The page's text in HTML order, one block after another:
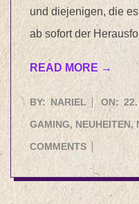
und diejenigen, die
ab sofort der
READ MORE →
2025-
10-
22
BY: NARIEL ON:
GAMING, NEUHEITEN,
COMMENTS